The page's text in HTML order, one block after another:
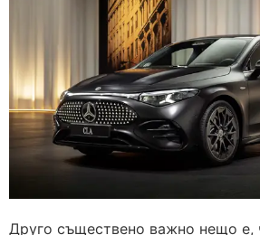
Друго съществено важно нещо е,